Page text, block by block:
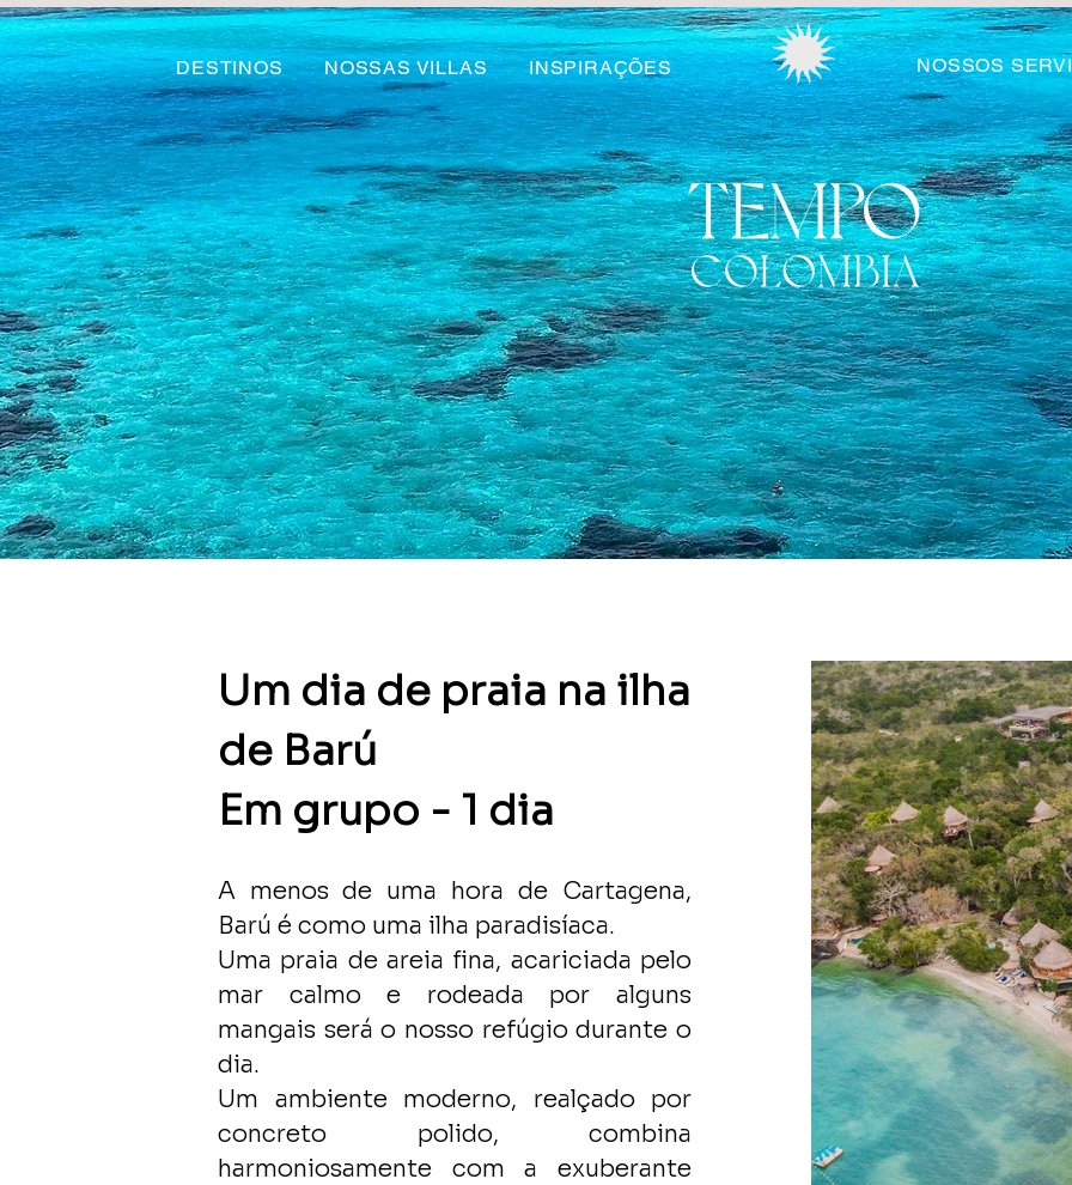
DESTINOS NOSSAS VILLAS INSPIRAÇÕES NOSSOS
Um dia de praia na ilha
de Barú
Em grupo - 1 dia
A menos de uma hora de Cartagena,
Barú é como uma ilha paradisíaca.
Uma praia de areia fina, acariciada pelo
mar calmo e rodeada por alguns
mangais será o nosso refúgio durante o
dia.
Um ambiente moderno, realçado por
concreto polido, combina
harmoniosamente com a exuberante